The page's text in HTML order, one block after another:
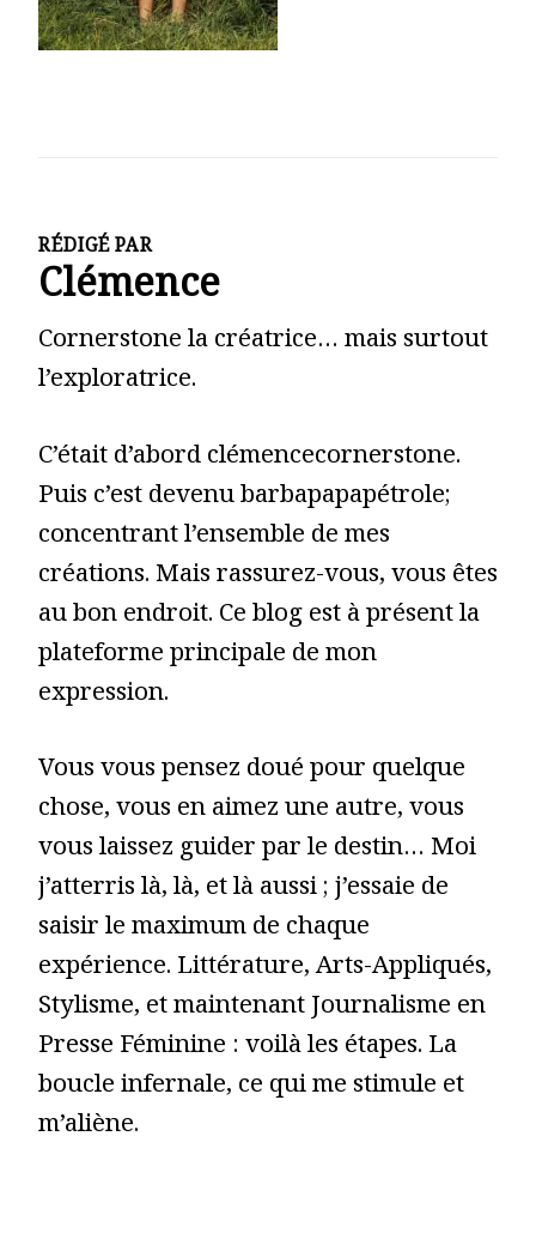
RÉDIGÉ PAR
Clémence
Cornerstone la créatrice… mais surtout
l’exploratrice.
C’était d’abord clémencecornerstone.
Puis c’est devenu barbapapapétrole;
concentrant l’ensemble de mes
créations. Mais rassurez-vous, vous êtes
au bon endroit. Ce blog est à présent la
plateforme principale de mon
expression.
Vous vous pensez doué pour quelque
chose, vous en aimez une autre, vous
vous laissez guider par le destin… Moi
j’atterris là, là, et là aussi ; j’essaie de
saisir le maximum de chaque
expérience. Littérature, Arts-Appliqués,
Stylisme, et maintenant Journalisme en
Presse Féminine : voilà les étapes. La
boucle infernale, ce qui me stimule et
m’aliène.